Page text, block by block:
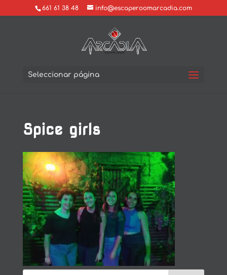
661 61 38 48 info@escaperoomarcadia.com
Seleccionar página
Spice girls